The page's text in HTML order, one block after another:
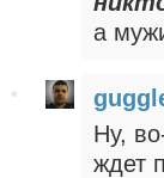
а
Ну,
ждет